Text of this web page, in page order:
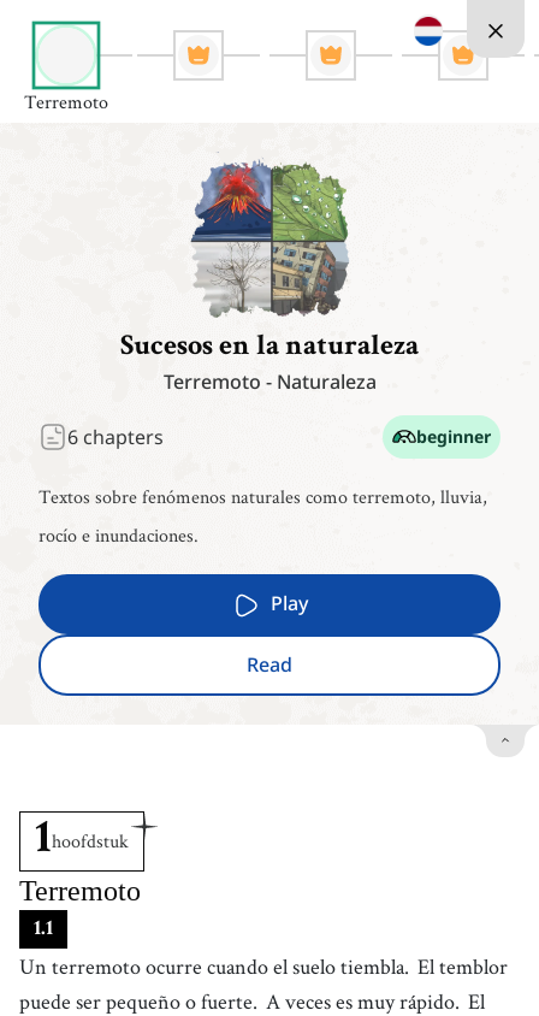
Terremoto
Sucesos en la naturaleza
Terremoto - Naturaleza
6 chapters beginner
Textos sobre fenómenos naturales como terremoto, lluvia,
rocío e inundaciones.
Play
Read
1hoofdstuk
Terremoto
1.1
Un terremoto ocurre cuando el suelo tiembla. El temblor
puede ser pequeño o fuerte. A veces es muy rápido. El